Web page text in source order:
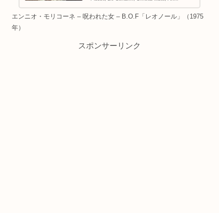
エンニオ・モリコーネ – 呪われた女 – B.O.F「レオノール」（1975
年）
スポンサーリンク